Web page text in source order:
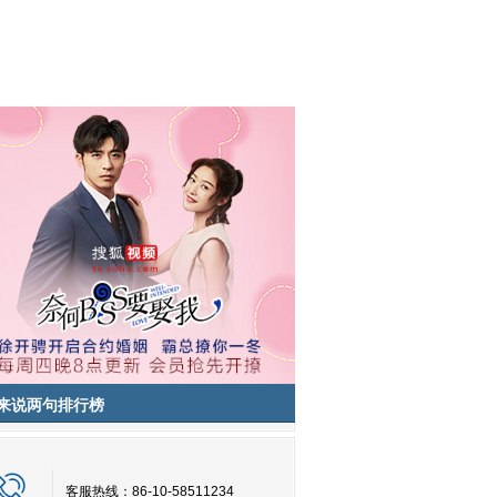
说两句排行榜
客服热线：86-10-58511234